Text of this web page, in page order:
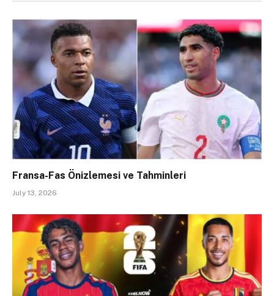
Fransa-Fas Önizlemesi ve Tahminleri
July 13, 2026